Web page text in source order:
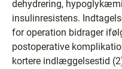
dehydrering,
insulinresistens.
for operation bidrager
postoperative
kortere indlæggelsestid